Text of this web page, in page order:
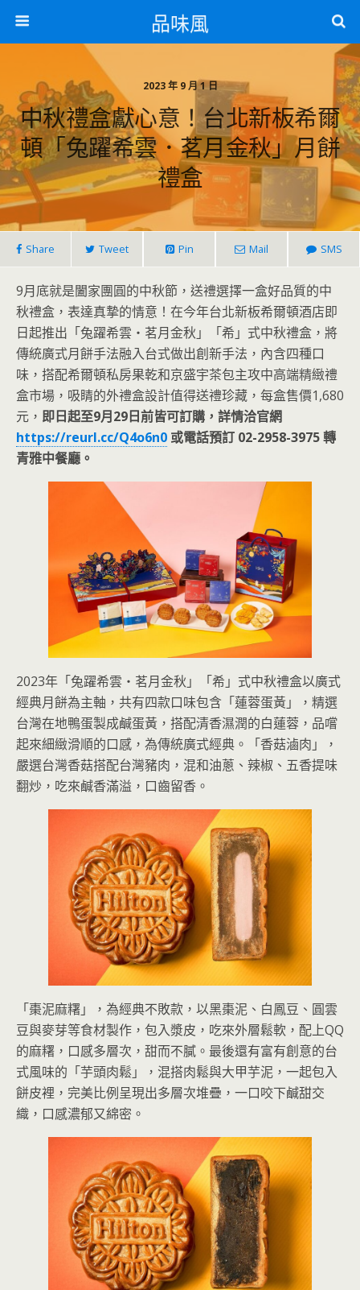
品味風
2023 年 9 月 1 日
中秋禮盒獻心意！台北新板希爾
頓「兔躍希雲．茗月金秋」月餅
禮盒
Share Tweet Pin Mail SMS
9月底就是闔家團圓的中秋節，送禮選擇一盒好品質的中
秋禮盒，表達真摯的情意！在今年台北新板希爾頓酒店即
日起推出「兔躍希雲‧茗月金秋」「希」式中秋禮盒，將
傳統廣式月餅手法融入台式做出創新手法，內含四種口
味，搭配希爾頓私房果乾和京盛宇茶包主攻中高端精緻禮
盒市場，吸睛的外禮盒設計值得送禮珍藏，每盒售價1,680
元， 即日起至9月29日前皆可訂購，詳情洽官網
https://reurl.cc/Q4o6n0 或電話預訂 02-2958-3975 轉
青雅中餐廳。
2023年「兔躍希雲‧茗月金秋」「希」式中秋禮盒以廣式
經典月餅為主軸，共有四款口味包含「蓮蓉蛋黃」，精選
台灣在地鴨蛋製成鹹蛋黃，搭配清香濕潤的白蓮蓉，品嚐
起來細緻滑順的口感，為傳統廣式經典。「香菇滷肉」，
嚴選台灣香菇搭配台灣豬肉，混和油蔥、辣椒、五香提味
翻炒，吃來鹹香滿溢，口齒留香。
「棗泥麻糬」，為經典不敗款，以黑棗泥、白鳳豆、圓雲
豆與麥芽等食材製作，包入漿皮，吃來外層鬆軟，配上QQ
的麻糬，口感多層次，甜而不膩。最後還有富有創意的台
式風味的「芋頭肉鬆」，混搭肉鬆與大甲芋泥，一起包入
餅皮裡，完美比例呈現出多層次堆疊，一口咬下鹹甜交
織，口感濃郁又綿密。